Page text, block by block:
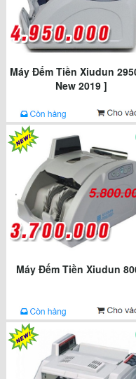
Máy Đếm Tiền Xiudun
New 2019 ]
Máy Đếm Tiền Xiudun